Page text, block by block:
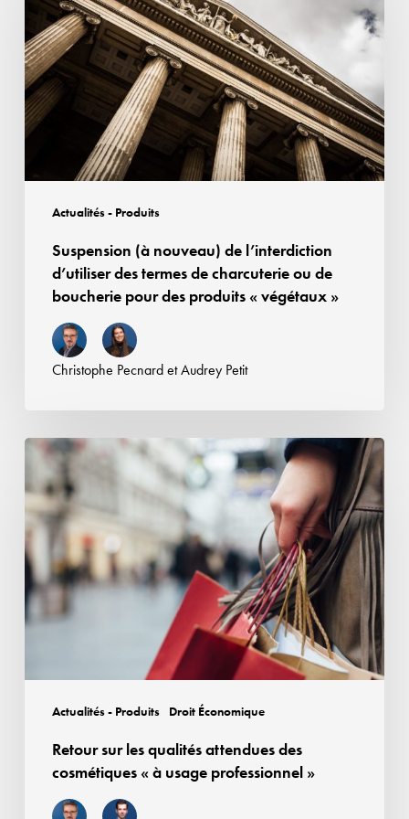
Actualités - Produits
l’interdiction
d’utiliser
des
termes
charcuterie
boucherie
produits
Suspension (à nouveau) de l’interdiction
d’utiliser des termes de charcuterie ou de
boucherie pour des produits « végétaux »
Christophe PecnardetAudrey Petit
Actualités - Produits Droit Économique
Retour
les
qualités
attendues
des
cosmétiques
«
usage
professionnel
Retour sur les qualités attendues des
cosmétiques « à usage professionnel »